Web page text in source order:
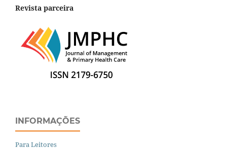
Revista parceira
INFORMAÇÕES
Para Leitores